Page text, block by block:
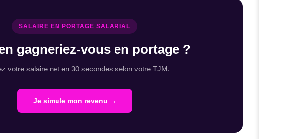
SALAIRE EN PORTAGE SALARIAL
gagneriez-vous en portage ?
votre salaire net en 30 secondes selon votre TJM.
Je simule mon revenu →